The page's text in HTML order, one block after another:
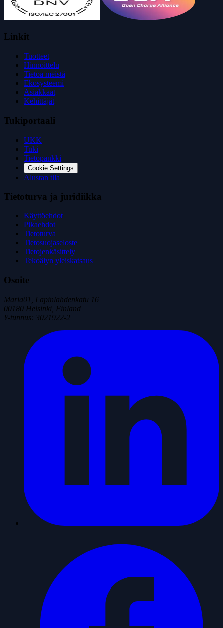
Linkit
Tuotteet
Hinnoittelu
Tietoa meistä
Ekosysteemi
Asiakkaat
Kehittäjät
Tukiportaali
UKK
Tuki
Tietopankki
Cookie Settings
Alustan tila
Tietoturva ja juridiikka
Käyttöehdot
Pikaehdot
Tietoturva
Tietosuojaseloste
Tietojenkäsittely
Tekoälyn yleiskatsaus
Osoite
Maria01, Lapinlahdenkatu 16
00180 Helsinki, Finland
Y-tunnus: 3021922-2